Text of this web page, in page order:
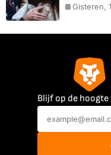
Gisteren,
Blijf op de